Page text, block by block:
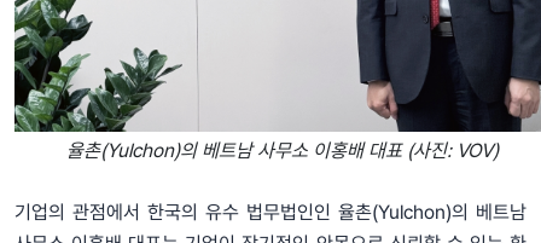
율촌(Yulchon)의 베트남 사무소 이홍배 대표 (사진: VOV)​​​​
기업의 관점에서 한국의 유수 법무법인인 율촌(Yulchon)의 베트남